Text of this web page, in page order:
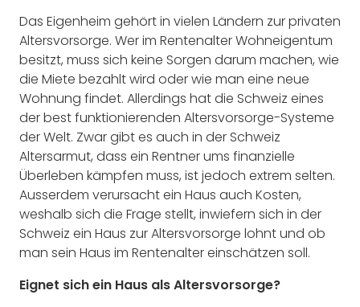
Das Eigenheim gehört in vielen Ländern zur privaten
Altersvorsorge. Wer im Rentenalter Wohneigentum
besitzt, muss sich keine Sorgen darum machen, wie
die Miete bezahlt wird oder wie man eine neue
Wohnung findet. Allerdings hat die Schweiz eines
der best funktionierenden Altersvorsorge-Systeme
der Welt. Zwar gibt es auch in der Schweiz
Altersarmut, dass ein Rentner ums finanzielle
Überleben kämpfen muss, ist jedoch extrem selten.
Ausserdem verursacht ein Haus auch Kosten,
weshalb sich die Frage stellt, inwiefern sich in der
Schweiz ein Haus zur Altersvorsorge lohnt und ob
man sein Haus im Rentenalter einschätzen soll.
Eignet sich ein Haus als Altersvorsorge?